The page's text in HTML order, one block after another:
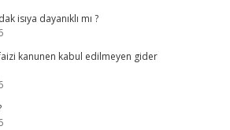
isıya dayanıklı mı ?
kanunen kabul edilmeyen gider